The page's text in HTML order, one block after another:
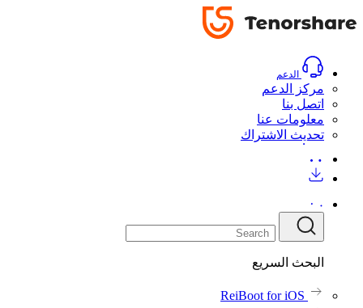
الدعم
مركز الدعم
اتصل بنا
معلومات عنا
تحديث الاشتراك
البحث السريع
ReiBoot for iOS
دليل دليل
تحميل